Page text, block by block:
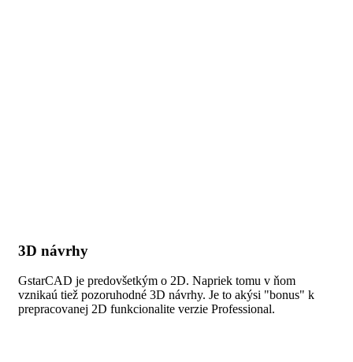
3D návrhy
GstarCAD je predovšetkým o 2D. Napriek tomu v ňom
vznikaú tiež pozoruhodné 3D návrhy. Je to akýsi "bonus" k
prepracovanej 2D funkcionalite verzie Professional.